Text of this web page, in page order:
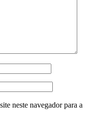
neste navegador para a